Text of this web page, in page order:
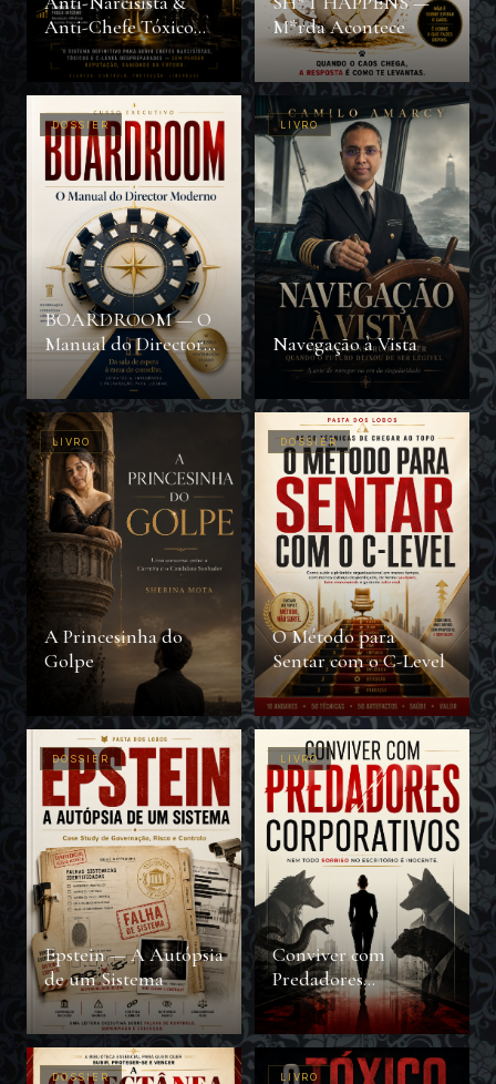
Anti-Chefe Tóxico
com IA
M*rda Acontece
DOSSIER
BOARDROOM — O
Manual do Director
Moderno
LIVRO
Navegação à Vista
LIVRO
A Princesinha do
Golpe
DOSSIER
O Método para
Sentar com o C-Level
DOSSIER
Epstein — A Autópsia
de um Sistema
LIVRO
Conviver com
Predadores
Corporativos
DOSSIER LIVRO